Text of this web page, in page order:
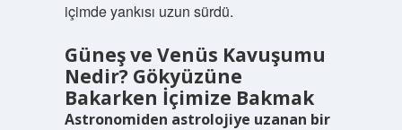
içimde yankısı uzun sürdü.
Güneş ve Venüs Kavuşumu
Nedir? Gökyüzüne
Bakarken İçimize Bakmak
Astronomiden astrolojiye uzanan bir